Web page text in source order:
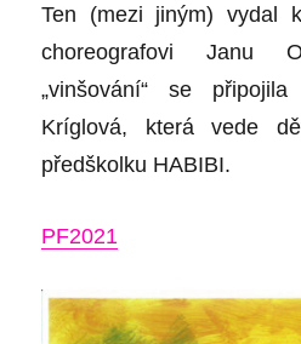
Ten (mezi jiným) vydal
choreografovi Janu
„vinšování“ se
Kríglová, která vede
předškolku HABIBI.
PF2021